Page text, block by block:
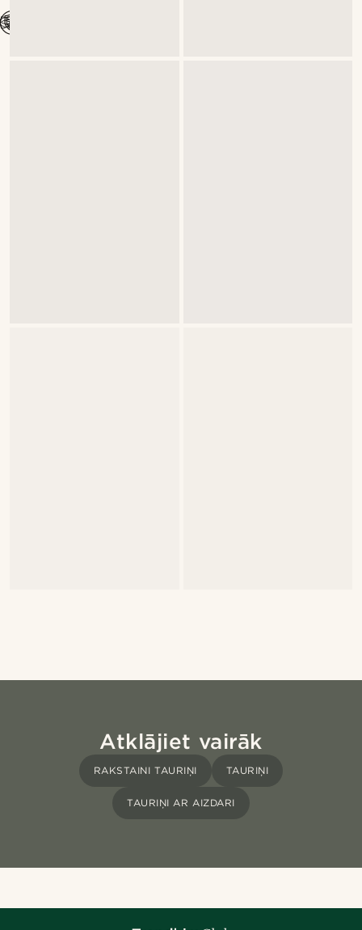
Atklājiet vairāk
RAKSTAINI TAURIŅI TAURIŅI
TAURIŅI AR AIZDARI